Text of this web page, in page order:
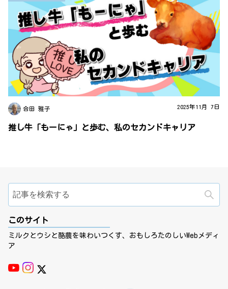
合田 雅子 2025年11月 7日
推し牛「もーにゃ」と歩む、私のセカンドキャリア
このサイト
ミルクとウシと酪農を味わいつくす、おもしろたのしいWebメディ
ア